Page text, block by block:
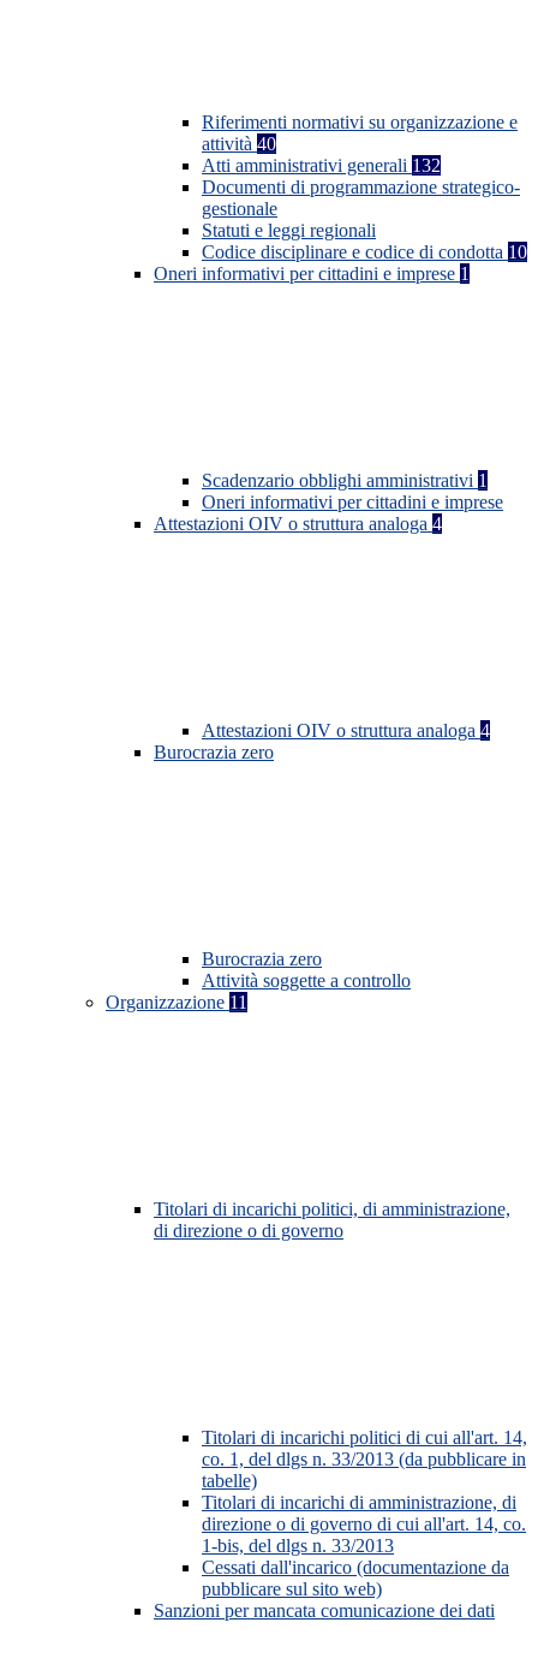
Riferimenti normativi su organizzazione e
attività 40
Atti amministrativi generali 132
Documenti di programmazione strategico-
gestionale
Statuti e leggi regionali
Codice disciplinare e codice di condotta 10
Oneri informativi per cittadini e imprese 1
Scadenzario obblighi amministrativi 1
Oneri informativi per cittadini e imprese
Attestazioni OIV o struttura analoga 4
Attestazioni OIV o struttura analoga 4
Burocrazia zero
Burocrazia zero
Attività soggette a controllo
Organizzazione 11
Titolari di incarichi politici, di amministrazione,
di direzione o di governo
Titolari di incarichi politici di cui all'art. 14,
co. 1, del dlgs n. 33/2013 (da pubblicare in
tabelle)
Titolari di incarichi di amministrazione, di
direzione o di governo di cui all'art. 14, co.
1-bis, del dlgs n. 33/2013
Cessati dall'incarico (documentazione da
pubblicare sul sito web)
Sanzioni per mancata comunicazione dei dati